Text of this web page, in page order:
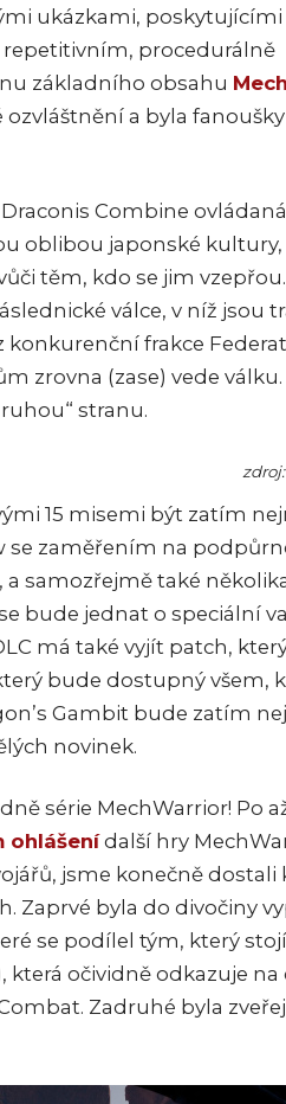
ukázkami,
procedurálně
základního obsahu
ozvláštnění a byla
Combine
oblibou japonské kultury,
těm, kdo se jim
válce, v níž jsou
frakce
zrovna (zase) vede
stranu.
zdroj:
15 misemi být zatím
se zaměřením na
samozřejmě také
bude jednat o speciální
má také vyjít patch,
bude dostupný všem,
Gambit bude zatím
novinek.
série MechWarrior! Po
ohlášenídalší hry
jsme konečně dostali
Zaprvé byla do divočiny
se podílel tým, který
která očividně odkazuje na
Zadruhé byla